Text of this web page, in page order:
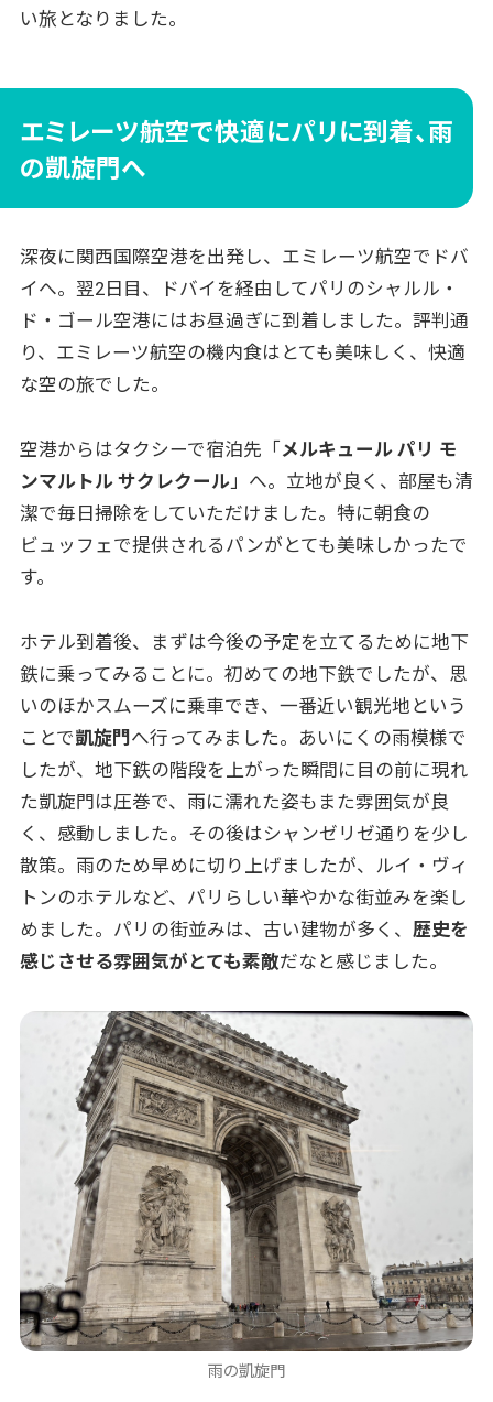
い旅となりました。
エミレーツ航空で快適にパリに到着、雨
の凱旋門へ
深夜に関西国際空港を出発し、エミレーツ航空でドバ
イへ。翌2日目、ドバイを経由してパリのシャルル・
ド・ゴール空港にはお昼過ぎに到着しました。評判通
り、エミレーツ航空の機内食はとても美味しく、快適
な空の旅でした。
空港からはタクシーで宿泊先「 メルキュール パリ モ
ンマルトル サクレクール」へ。立地が良く、部屋も清
潔で毎日掃除をしていただけました。特に朝食の
ビュッフェで提供されるパンがとても美味しかったで
す。
ホテル到着後、まずは今後の予定を立てるために地下
鉄に乗ってみることに。初めての地下鉄でしたが、思
いのほかスムーズに乗車でき、一番近い観光地という
ことで凱旋門 へ行ってみました。あいにくの雨模様で
したが、地下鉄の階段を上がった瞬間に目の前に現れ
た凱旋門は圧巻で、雨に濡れた姿もまた雰囲気が良
く、感動しました。その後はシャンゼリゼ通りを少し
散策。雨のため早めに切り上げましたが、ルイ・ヴィ
トンのホテルなど、パリらしい華やかな街並みを楽し
めました。パリの街並みは、古い建物が多く、 歴史を
感じさせる雰囲気がとても素敵だなと感じました。
雨の凱旋門